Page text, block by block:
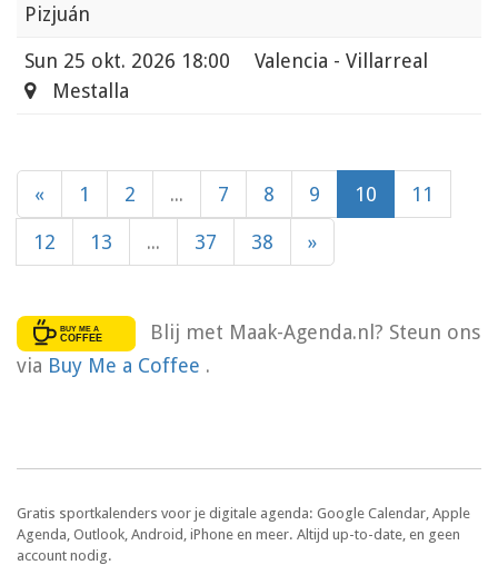
Pizjuán
Sun 25 okt. 2026 18:00
Valencia - Villarreal
Mestalla
« 1 2 ... 7 8 9 10 11
12 13 ... 37 38 »
Blij met Maak-Agenda.nl? Steun ons
via Buy Me a Coffee .
Gratis sportkalenders voor je digitale agenda: Google Calendar, Apple
Agenda, Outlook, Android, iPhone en meer. Altijd up-to-date, en geen
account nodig.